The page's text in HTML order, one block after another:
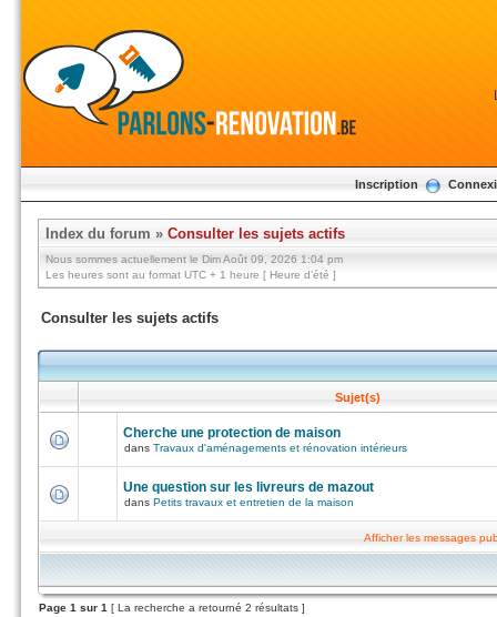
Inscription
Index du forum » Consulter les sujets actifs
Nous sommes actuellement le Dim Août 09, 2026 1:04 pm
Les heures sont au format UTC + 1 heure [ Heure d’été ]
Consulter les sujets actifs
Sujet(s)
Cherche une protection de maison
dans Travaux d'aménagements et rénovation intérieurs
Une question sur les livreurs de mazout
dans Petits travaux et entretien de la maison
Afficher les messages
Page 1 sur 1 [ La recherche a retourné 2 résultats ]